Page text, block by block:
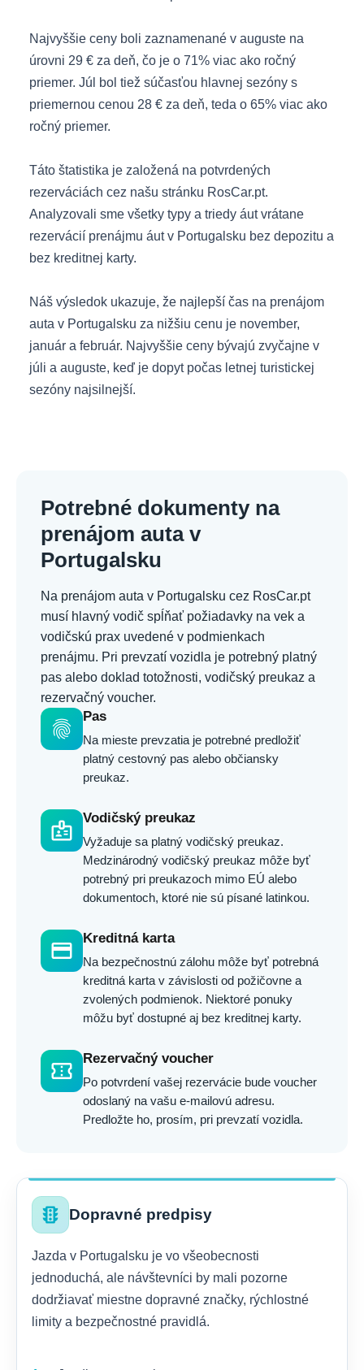
Najvyššie ceny boli zaznamenané v auguste na
úrovni 29 € za deň, čo je o 71% viac ako ročný
priemer. Júl bol tiež súčasťou hlavnej sezóny s
priemernou cenou 28 € za deň, teda o 65% viac ako
ročný priemer.
Táto štatistika je založená na potvrdených
rezerváciách cez našu stránku RosCar.pt.
Analyzovali sme všetky typy a triedy áut vrátane
rezervácií prenájmu áut v Portugalsku bez depozitu a
bez kreditnej karty.
Náš výsledok ukazuje, že najlepší čas na prenájom
auta v Portugalsku za nižšiu cenu je november,
január a február. Najvyššie ceny bývajú zvyčajne v
júli a auguste, keď je dopyt počas letnej turistickej
sezóny najsilnejší.
Potrebné dokumenty na
prenájom auta v
Portugalsku
Na prenájom auta v Portugalsku cez RosCar.pt
musí hlavný vodič spĺňať požiadavky na vek a
vodičskú prax uvedené v podmienkach
prenájmu. Pri prevzatí vozidla je potrebný platný
pas alebo doklad totožnosti, vodičský preukaz a
rezervačný voucher.
fingerprint
Pas
Na mieste prevzatia je potrebné predložiť
platný cestovný pas alebo občiansky
preukaz.
badge
Vodičský preukaz
Vyžaduje sa platný vodičský preukaz.
Medzinárodný vodičský preukaz môže byť
potrebný pri preukazoch mimo EÚ alebo
dokumentoch, ktoré nie sú písané latinkou.
credit_card
Kreditná karta
Na bezpečnostnú zálohu môže byť potrebná
kreditná karta v závislosti od požičovne a
zvolených podmienok. Niektoré ponuky
môžu byť dostupné aj bez kreditnej karty.
confirmation_number
Rezervačný voucher
Po potvrdení vašej rezervácie bude voucher
odoslaný na vašu e-mailovú adresu.
Predložte ho, prosím, pri prevzatí vozidla.
traffic Dopravné predpisy
Jazda v Portugalsku je vo všeobecnosti
jednoduchá, ale návštevníci by mali pozorne
dodržiavať miestne dopravné značky, rýchlostné
limity a bezpečnostné pravidlá.